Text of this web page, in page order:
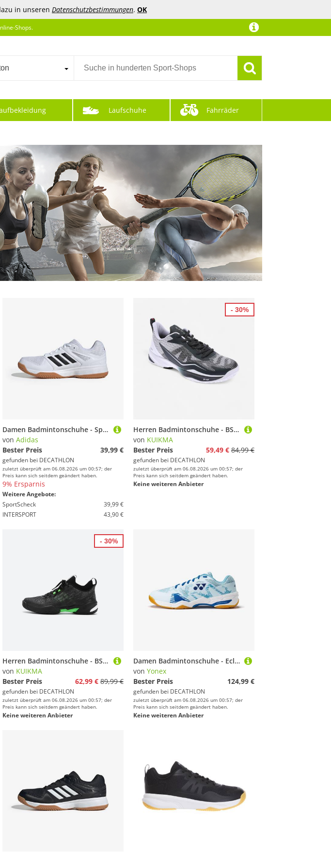
in unseren Datenschutzbestimmungen. OK
Shops.
Laufschuhe Fahrräder
Damen Badmintonschuhe - Speedcourt weiß
von Adidas
Bester Preis
39,99 €
gefunden bei DECATHLON
zuletzt überprüft am 06.08.2026 um 00:57; der
Preis kann sich seitdem geändert haben.
9% Ersparnis
Weitere Angebote:
SportScheck
39,99 €
INTERSPORT
43,90 €
Herren Badmintonschuhe - BS Lite 960 anthrazit
von KUIKMA
Bester Preis
59,49 € 84,99 €
gefunden bei DECATHLON
zuletzt überprüft am 06.08.2026 um 00:57; der
Preis kann sich seitdem geändert haben.
Keine weiteren Anbieter
- 30%
Herren Badmintonschuhe - BS Perform 990 Pro schwarz/fluo
von KUIKMA
Bester Preis
62,99 € 89,99 €
gefunden bei DECATHLON
zuletzt überprüft am 06.08.2026 um 00:57; der
Preis kann sich seitdem geändert haben.
Keine weiteren Anbieter
- 30%
Damen Badmintonschuhe - Eclipsion X blau
von Yonex
Bester Preis
124,99 €
gefunden bei DECATHLON
zuletzt überprüft am 06.08.2026 um 00:57; der
Preis kann sich seitdem geändert haben.
Keine weiteren Anbieter